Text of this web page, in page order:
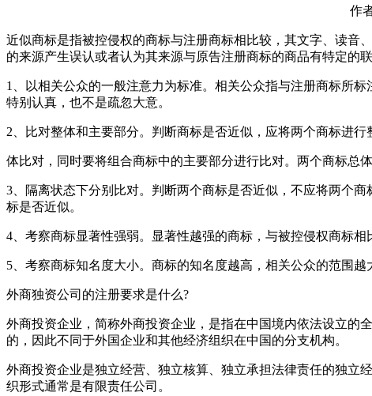
作
近似商标是指被控侵权的商标与注册商标相比较，其文字、读音
的来源产生误认或者认为其来源与原告注册商标的商品有特定的
1、以相关公众的一般注意力为标准。相关公众指与注册商标所
特别认真，也不是疏忽大意。
2、比对整体和主要部分。判断商标是否近似，应将两个商标进行
体比对，同时要将组合商标中的主要部分进行比对。两个商标总
3、隔离状态下分别比对。判断两个商标是否近似，不应将两个
标是否近似。
4、考察商标显著性强弱。显著性越强的商标，与被控侵权商标相
5、考察商标知名度大小。商标的知名度越高，相关公众的范
外商独资公司的注册要求是什么?
外商投资企业，简称外商投资企业，是指在中国境内依法设立的
的，因此不同于外国企业和其他经济组织在中国的分支机构。
外商投资企业是独立经营、独立核算、独立承担法律责任的独立
织形式通常是有限责任公司。